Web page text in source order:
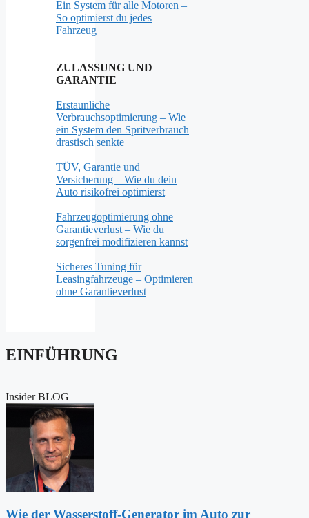
Ein System für alle Motoren –
So optimierst du jedes
Fahrzeug
ZULASSUNG UND
GARANTIE
Erstaunliche
Verbrauchsoptimierung – Wie
ein System den Spritverbrauch
drastisch senkte
TÜV, Garantie und
Versicherung – Wie du dein
Auto risikofrei optimierst
Fahrzeugoptimierung ohne
Garantieverlust – Wie du
sorgenfrei modifizieren kannst
Sicheres Tuning für
Leasingfahrzeuge – Optimieren
ohne Garantieverlust
EINFÜHRUNG
Insider BLOG
Wie der Wasserstoff-Generator im Auto zur